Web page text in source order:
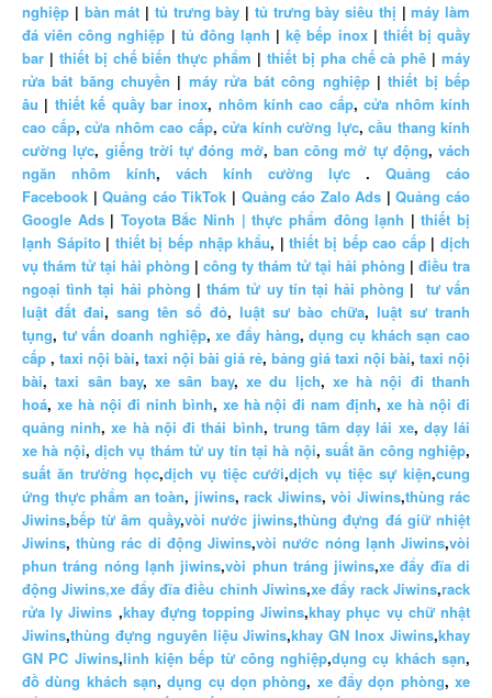
nghiệp | bàn mát | tủ trưng bày | tủ trưng bày siêu thị |máy làm
đá viên công nghiệp | tủ đông lạnh |kệ bếp inox| thiết bị quầy
bar | thiết bị chế biến thực phẩm | thiết bị pha chế cà phê | máy
rửa bát băng chuyền | máy rửa bát công nghiệp|thiết bị bếp
âu | thiết kế quầy bar inox, nhôm kính cao cấp,cửa nhôm kính
cao cấp, cửa nhôm cao cấp, cửa kính cường lực, cầu thang kính
cường lực, giếng trời tự đóng mở, ban công mở tự động, vách
ngăn nhôm kính, vách kính cường lực . Quảng cáo
Facebook |Quảng cáo TikTok | Quảng cáo Zalo Ads |Quảng cáo
Google Ads| Toyota Bắc Ninh | thực phẩm đông lạnh |thiết bị
lạnh Sápito | thiết bị bếp nhập khẩu, |thiết bị bếp cao cấp|dịch
vụ thám tử tại hải phòng | công ty thám tử tại hải phòng | điều tra
ngoại tình tại hải phòng |thám tử uy tín tại hải phòng | tư vấn
luật đất đai, sang tên sổ đỏ, luật sư bào chữa, luật sư tranh
tụng, tư vấn doanh nghiệp,xe đẩy hàng,dụng cụ khách sạn cao
cấp , taxi nội bài, taxi nội bài giá rẻ, bảng giá taxi nội bài, taxi nội
bài,taxi sân bay,xe sân bay,xe du lịch, xe hà nội đi thanh
hoá, xe hà nội đi ninh bình, xe hà nội đi nam định,xe hà nội đi
quảng ninh,xe hà nội đi thái bình, trung tâm dạy lái xe, dạy lái
xe hà nội,dịch vụ thám tử uy tín tại hà nội,suất ăn công nghiệp,
suất ăn trường học,dịch vụ tiệc cưới,dịch vụ tiệc sự kiện,cung
ứng thực phẩm an toàn, jiwins, rack Jiwins, vòi Jiwins,thùng rác
Jiwins,bếp từ âm quầy,vòi nước jiwins,thùng đựng đá giữ nhiệt
Jiwins,thùng rác di động Jiwins,vòi nước nóng lạnh Jiwins,vòi
phun tráng nóng lạnh jiwins,vòi phun tráng jiwins,xe đẩy đĩa di
động Jiwins,xe đẩy đĩa điều chỉnh Jiwins,xe đẩy rack Jiwins,rack
rửa ly Jiwins ,khay đựng topping Jiwins,khay phục vụ chữ nhật
Jiwins,thùng đựng nguyên liệu Jiwins,khay GN Inox Jiwins,khay
GN PC Jiwins,linh kiện bếp từ công nghiệp,dụng cụ khách sạn,
đồ dùng khách sạn,dụng cụ dọn phòng, xe đẩy dọn phòng,xe